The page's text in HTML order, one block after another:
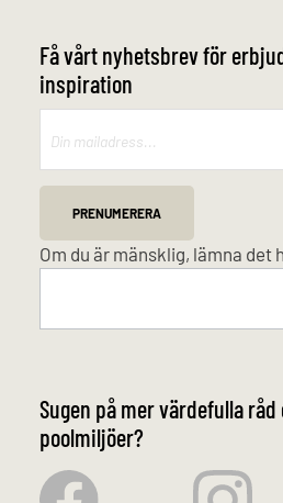
Få vårt nyhetsbrev för
inspiration
PRENUMERERA
Om du är mänsklig, lämna
Sugen på mer värdefulla
poolmiljöer?